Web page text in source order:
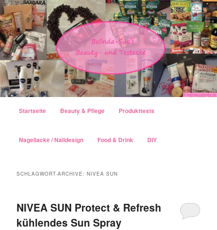
Zum Inhalt wechseln
Zum sekundären Inhalt wechseln
Startseite Beauty & Pflege Produkttests
Nagellacke / Naildesign Food & Drink DIY
SCHLAGWORT-ARCHIVE:NIVEA SUN
NIVEA SUN Protect & Refresh
kühlendes Sun Spray